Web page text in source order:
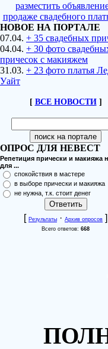
разместить
продаже свадебного
НОВОЕ НА ПОРТАЛЕ
07.04. + 35 свадебных
04.04. + 30 фото
причесок с макияжем
31.03. + 23 фото платья
Уайт
[ ВСЕ НОВОСТИ]
ОПРОС ДЛЯ НЕВЕСТ
Репетиция прически и макияжа
для ...
спокойствия в мастере
в выборе прически и макияжа
не нужна, т.к. стоит денег
[ Результаты · Архив опросов ]
Всего ответов: 668